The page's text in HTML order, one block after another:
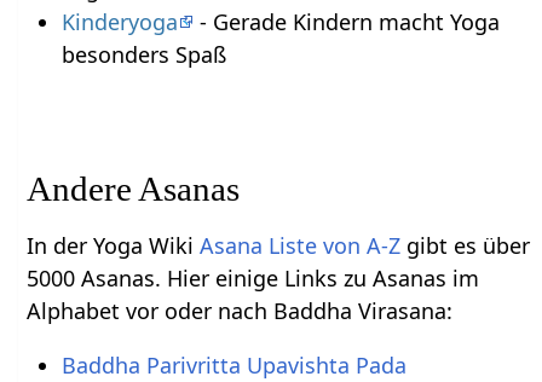
Kinderyoga
- Gerade Kindern macht Yoga
besonders Spaß
Andere Asanas
In der Yoga WikiAsana Liste von A-Z gibt es über
5000 Asanas. Hier einige Links zu Asanas im
Alphabet vor oder nach Baddha Virasana:
Baddha Parivritta Upavishta Pada